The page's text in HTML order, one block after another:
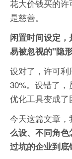
花大价钱买的
是慈善。
闲置时间设定
易被忽视的"隐
设对了，许可
30%。设错了
优化工具变成了
今天这篇文章
么设、不同角
过坑的企业到底